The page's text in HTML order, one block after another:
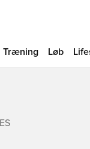
Træning Løb